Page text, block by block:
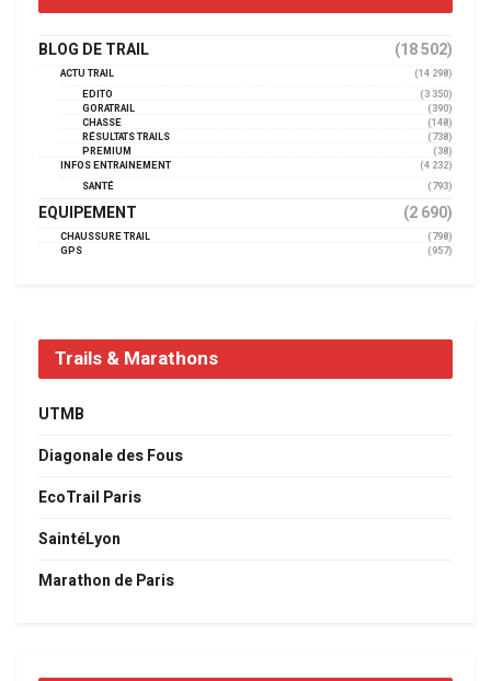
BLOG DE TRAIL (18 502)
ACTU TRAIL
(14 298)
EDITO
(3 350)
GORATRAIL
(390)
CHASSE
(148)
RÉSULTATS TRAILS
(738)
PREMIUM
(38)
INFOS ENTRAINEMENT
(4 232)
SANTÉ
(793)
EQUIPEMENT (2 690)
CHAUSSURE TRAIL
(798)
GPS
(957)
Trails & Marathons
UTMB
Diagonale des Fous
EcoTrail Paris
SaintéLyon
Marathon de Paris